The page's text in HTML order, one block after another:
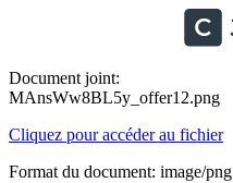
Document joint:
MAnsWw8BL5y_offer12.png
Cliquez pour accéder au fichier
Format du document: image/png